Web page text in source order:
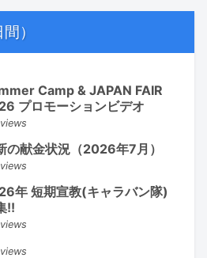
）
Camp & JAPAN FAIR
プロモーションビデオ
の献金状況（2026年7月）
年 短期宣教(キャラバン隊)
!!